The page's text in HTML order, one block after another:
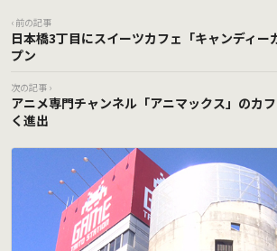
‹ 前の記事
日本橋3丁目にスイーツカフェ「キャンディー
プン
次の記事 ›
アニメ専門チャンネル「アニマックス」のカ
く進出